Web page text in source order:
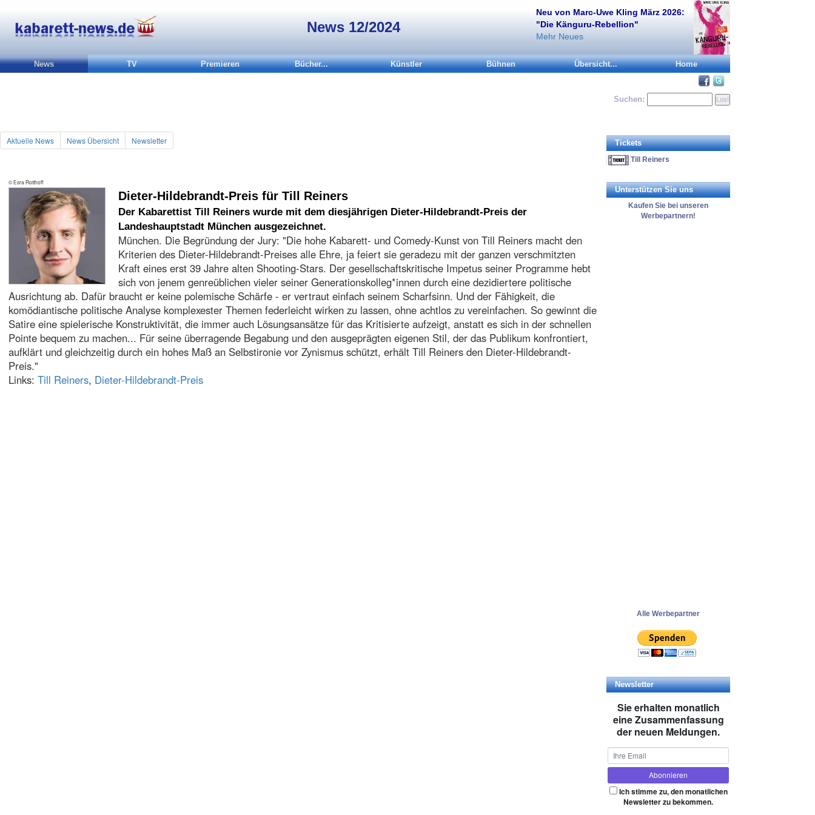
News 12/2024
Neu von Marc-Uwe Kling März 2026:
"Die Känguru-Rebellion"
Mehr Neues
News TV Premieren Bücher... Künstler Bühnen Übersicht... Home
Suchen:
Aktuelle News News Übersicht Newsletter
© Esra Rotthoff
Dieter-Hildebrandt-Preis für Till Reiners
Der Kabarettist Till Reiners wurde mit dem diesjährigen Dieter-Hildebrandt-Preis der
Landeshauptstadt München ausgezeichnet.
München. Die Begründung der Jury: "Die hohe Kabarett- und Comedy-Kunst von Till Reiners macht den
Kriterien des Dieter-Hildebrandt-Preises alle Ehre, ja feiert sie geradezu mit der ganzen verschmitzten
Kraft eines erst 39 Jahre alten Shooting-Stars. Der gesellschaftskritische Impetus seiner Programme hebt
sich von jenem genreüblichen vieler seiner Generationskolleg*innen durch eine dezidiertere politische
Ausrichtung ab. Dafür braucht er keine polemische Schärfe - er vertraut einfach seinem Scharfsinn. Und der Fähigkeit, die
komödiantische politische Analyse komplexester Themen federleicht wirken zu lassen, ohne achtlos zu vereinfachen. So gewinnt die
Satire eine spielerische Konstruktivität, die immer auch Lösungsansätze für das Kritisierte aufzeigt, anstatt es sich in der schnellen
Pointe bequem zu machen... Für seine überragende Begabung und den ausgeprägten eigenen Stil, der das Publikum konfrontiert,
aufklärt und gleichzeitig durch ein hohes Maß an Selbstironie vor Zynismus schützt, erhält Till Reiners den Dieter-Hildebrandt-
Preis."
Links: Till Reiners, Dieter-Hildebrandt-Preis
Tickets
Till Reiners
Unterstützen Sie uns
Kaufen Sie bei unseren
Werbepartnern!
Alle Werbepartner
Newsletter
Sie erhalten monatlich
eine Zusammenfassung
der neuen Meldungen.
Ich stimme zu, den monatlichen
Newsletter zu bekommen.